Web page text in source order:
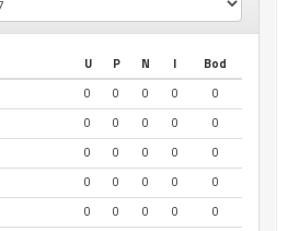
U P N I
Bod
0 0 0 0
0
0 0 0 0
0
0 0 0 0
0
0 0 0 0
0
0 0 0 0
0